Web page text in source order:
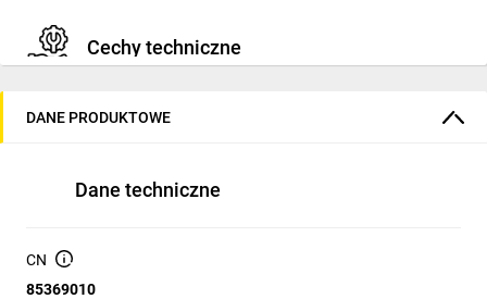
Cechy techniczne
Przewody elastyczne z końcówką tulejkową: 0,14 ÷ 4 mm²
(linka)
Dźwignie blokujące zapewniają szybki
DANE PRODUKTOWE
Dane techniczne
CN
85369010